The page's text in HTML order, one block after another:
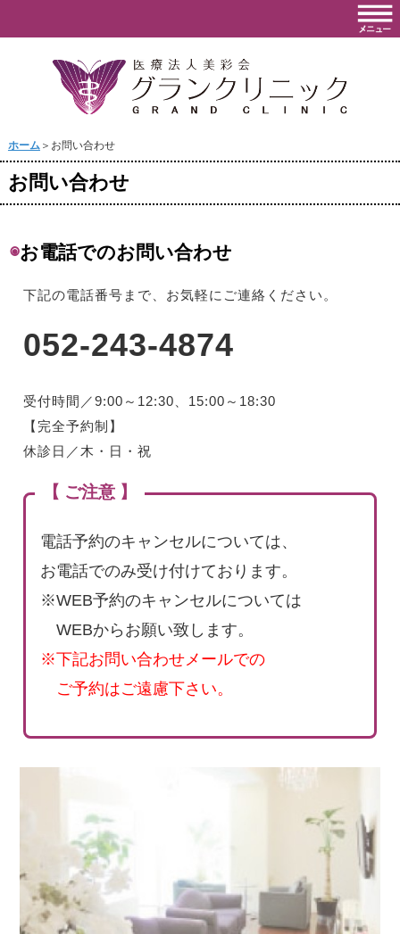
ホーム＞お問い合わせ
お問い合わせ
◉お電話でのお問い合わせ
下記の電話番号まで、お気軽にご連絡ください。
052-243-4874
受付時間／9:00～12:30、15:00～18:30
【完全予約制】
休診日／木・日・祝
【 ご注意 】
電話予約のキャンセルについては、
お電話でのみ受け付けております。
※WEB予約のキャンセルについては
WEBからお願い致します。
※下記お問い合わせメールでの
ご予約はご遠慮下さい。